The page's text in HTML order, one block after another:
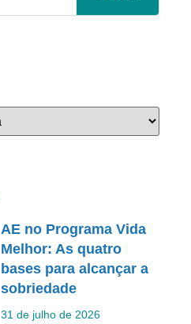
AE no Programa Vida
Melhor: As quatro
bases para alcançar a
sobriedade
31 de julho de 2026